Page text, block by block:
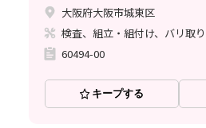
大阪府大阪市城東区
検査、組立・組付け、バリ取り
60494-00
キープする